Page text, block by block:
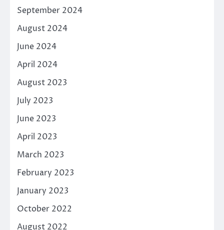
September 2024
August 2024
June 2024
April 2024
August 2023
July 2023
June 2023
April 2023
March 2023
February 2023
January 2023
October 2022
August 2022